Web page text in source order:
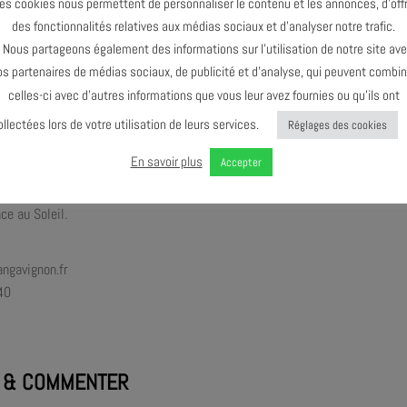
: trompette, bugle, chant, percussions
synthétiseur, électronique, percussions
basse, chant
batterie, chant, électronique
fête ses 10 ans, longévité pas si fréquente avec une escouade
Martinez, Arnaud Roulin, Frederick Galiay et Edward Perraud, dream
l’AJMi. Back To The Moon marque le troisième décollage de la
et dégage l’horizon des existences entravées. Lumière au bout du
au Soleil.
COMMENTER
des fonctionnalités relatives aux médias sociaux et d’analyser notre trafic.
partageons également des informations sur l’utilisation de notre site
partenaires de médias sociaux, de publicité et d’analyse, qui peuvent
celles-ci avec d’autres informations que vous leur avez fournies ou qu’ils ont
lors de votre utilisation de leurs services.
Réglages des cookies
En savoir plus Accepter